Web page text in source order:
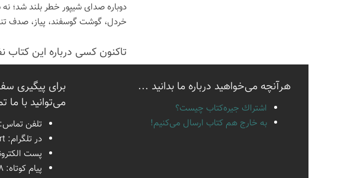
دوباره صدای شیپور خطر بلند شد؛
خردل، گوشت گوسفند، پیاز، صدف
تاكنون كسی درباره این
هرآنچه می‌خواهید درباره ما بدانید ...
اشتراك جيره‌كتاب چيست؟
به خارج هم كتاب ارسال می‌كنیم!
برای پیگیری
می‌توانید با ما
تلفن تماس:
در تلگرام:
پست
پیام كوتاه: 10002188718488